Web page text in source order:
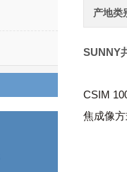
产地类
SUNNY
CSIM
焦成像